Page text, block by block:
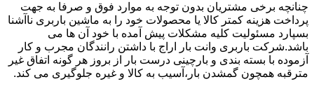
چنانچه برخی مشتریان بدون توجه به موارد فوق و صرفا به جهت
پرداخت هزینه کمتر کالا یا محصولات خود را به ماشین باربری ناآشنا
بسپارد مسئولیت کلیه مشکلات پیش آمده با خود آن ها می
باشد.شرکت باربری وانت بار اراج با داشتن رانندگان مجرب و کار
آزموده با بسته بندی و بارچینی درست بار از بروز هر گونه اتفاق غیر
مترقبه همچون گمشدن بار،آسیب به کالا و غیره جلوگیری می کند.